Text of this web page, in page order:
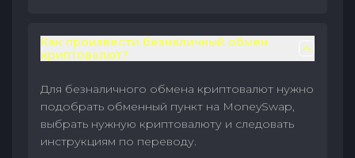
Как произвести безналичный обмен
криптовалют?
Для безналичного обмена криптовалют нужно
подобрать обменный пункт на MoneySwap,
выбрать нужную криптовалюту и следовать
инструкциям по переводу.